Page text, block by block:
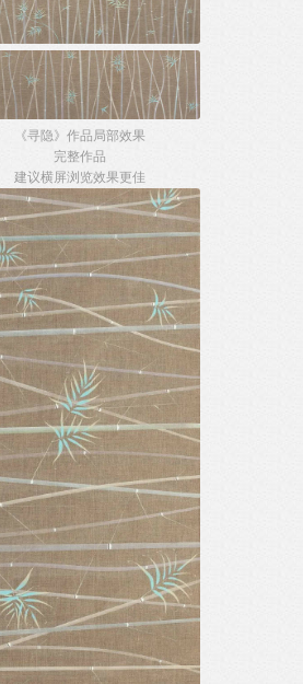
《寻隐》作品局部效果
完整作品
建议横屏浏览效果更佳